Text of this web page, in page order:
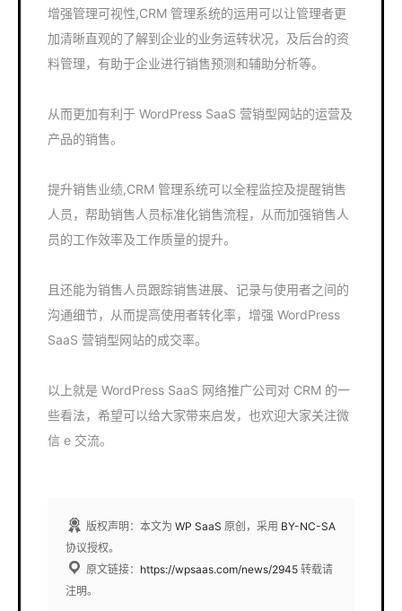
增强管理可视性,CRM 管理系统的运用可以让管理者更
加清晰直观的了解到企业的业务运转状况，及后台的资
料管理，有助于企业进行销售预测和辅助分析等。
从而更加有利于 WordPress SaaS 营销型网站的运营及
产品的销售。
提升销售业绩,CRM 管理系统可以全程监控及提醒销售
人员，帮助销售人员标准化销售流程，从而加强销售人
员的工作效率及工作质量的提升。
且还能为销售人员跟踪销售进展、记录与使用者之间的
沟通细节，从而提高使用者转化率，增强 WordPress
SaaS 营销型网站的成交率。
以上就是 WordPress SaaS 网络推广公司对 CRM 的一
些看法，希望可以给大家带来启发，也欢迎大家关注微
信 e 交流。
版权声明：本文为 WP SaaS 原创，采用 BY-NC-SA
协议授权。
原文链接： https://wpsaas.com/news/2945 转载请
注明。